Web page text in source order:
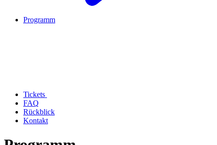
Programm
Tickets
FAQ
Rückblick
Kontakt